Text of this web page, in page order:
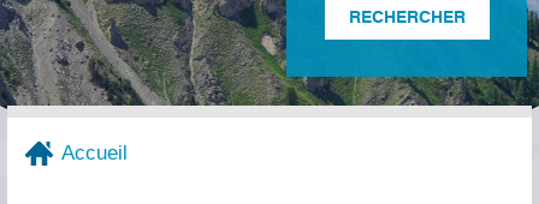
Accueil